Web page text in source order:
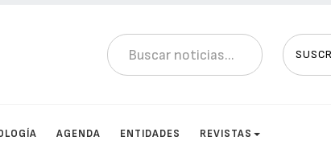
AGENDA ENTIDADES REVISTAS